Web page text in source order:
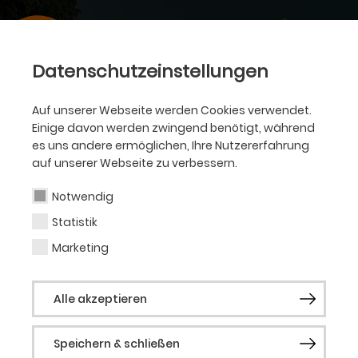
Datenschutzeinstellungen
Auf unserer Webseite werden Cookies verwendet.
Einige davon werden zwingend benötigt, während
es uns andere ermöglichen, Ihre Nutzererfahrung
auf unserer Webseite zu verbessern.
Notwendig
Statistik
Marketing
Alle akzeptieren
Speichern & schließen